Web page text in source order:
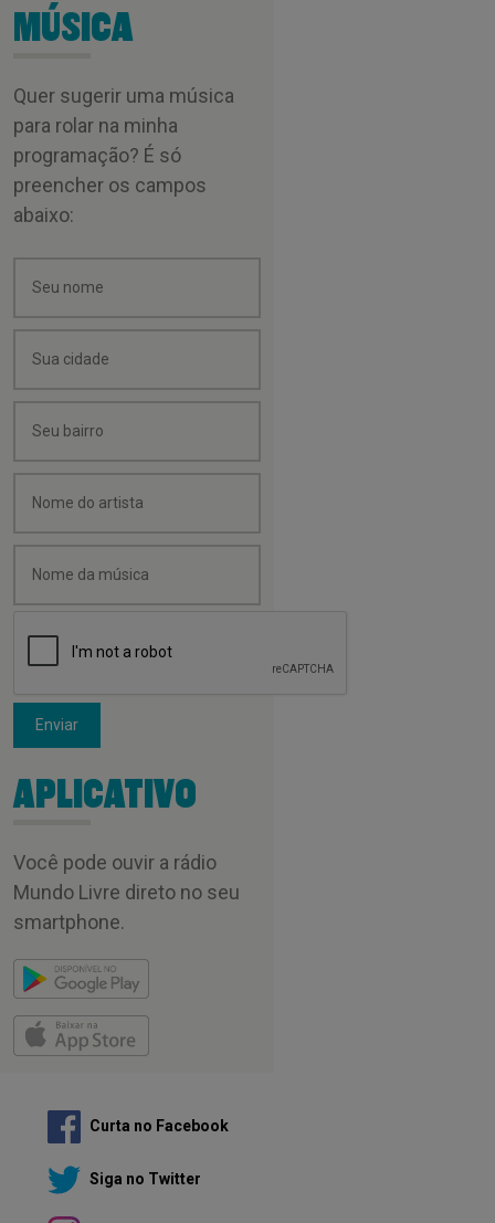
MÚSICA
Quer sugerir uma música
para rolar na minha
programação? É só
preencher os campos
abaixo:
Enviar
APLICATIVO
Você pode ouvir a rádio
Mundo Livre direto no seu
smartphone.
Curta no Facebook
Siga no Twitter